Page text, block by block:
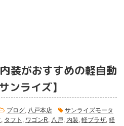
装がおすすめの軽自動
ンライズ】
ブログ 八戸本店
サンライズモータ
タフト ワゴンR 八戸 内装 軽プラザ 軽